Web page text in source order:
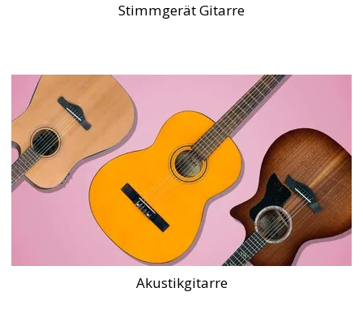
Stimmgerät Gitarre
Akustikgitarre